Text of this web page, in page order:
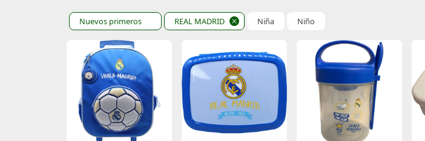
Nuevos primeros REAL MADRID Niña Niño